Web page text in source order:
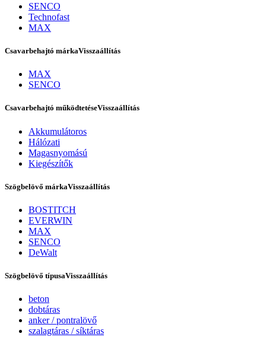
Bostitch
Tex Year
SENCO
Technofast
MAX
Csavarbehajtó márkaVisszaállítás
MAX
SENCO
Csavarbehajtó működtetéseVisszaállítás
Akkumulátoros
Hálózati
Magasnyomású
Kiegészítők
Szögbelövő márkaVisszaállítás
BOSTITCH
EVERWIN
MAX
SENCO
DeWalt
Szögbelövő típusaVisszaállítás
beton
dobtáras
anker / pontralövő
szalagtáras / síktáras